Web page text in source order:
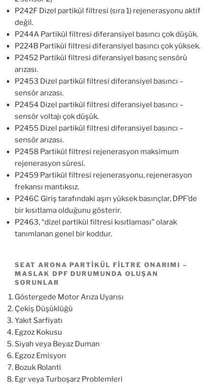
P242F Dizel partikül filtresi (sıra 1) rejenerasyonu aktif
değil.
P244A Partikül filtresi diferansiyel basıncı çok düşük.
P224B Partikül filtresi diferansiyel basıncı çok yüksek.
P2452 Partikül filtresi diferansiyel basınç sensörü
arızası.
P2453 Dizel partikül filtresi diferansiyel basıncı –
sensör arızası.
P2454 Dizel partikül filtresi diferansiyel basıncı –
sensör voltajı çok düşük.
P2455 Dizel partikül filtresi diferansiyel basıncı –
sensör arızası.
P2458 Partikül filtresi rejenerasyon maksimum
rejenerasyon süresi.
P2459 Partikül filtresi rejenerasyonu, rejenerasyon
frekansı mantıksız.
P246C Giriş tarafındaki aşırı yüksek basınçlar, DPF’de
bir kısıtlama olduğunu gösterir.
P2463, “dizel partikül filtresi kısıtlaması” olarak
tanımlanan genel bir koddur.
SEAT ARONA PARTIKÜL FILTRE ONARIMI –
MASLAK DPF DURUMUNDA OLUŞAN
SORUNLAR
Göstergede Motor Arıza Uyarısı
Çekiş Düşüklüğü
Yakıt Sarfiyatı
Egzoz Kokusu
Siyah veya Beyaz Duman
Egzoz Emisyon
Bozuk Rolanti
Egr veya Turboşarz Problemleri